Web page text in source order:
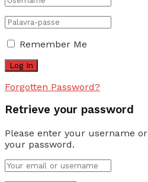
Remember Me
Forgotten Password?
Retrieve your password
Please enter your username
your password.